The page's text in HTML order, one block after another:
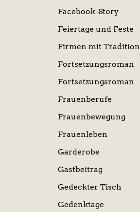
Facebook-Story
Feiertage und Feste
Firmen mit Tradition
Fortsetzungsroman
Fortsetzungsroman
Frauenberufe
Frauenbewegung
Frauenleben
Garderobe
Gastbeitrag
Gedeckter Tisch
Gedenktage